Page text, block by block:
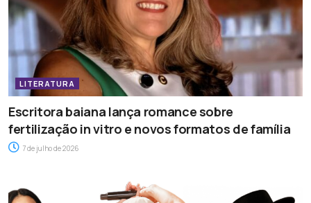
LITERATURA
Escritora baiana lança romance sobre
fertilização in vitro e novos formatos de família
7 de julho de 2026